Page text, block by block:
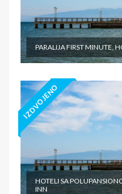
PARALIJA FIRST MINUTE,
IZDVOJENO
HOTELI SA
INN